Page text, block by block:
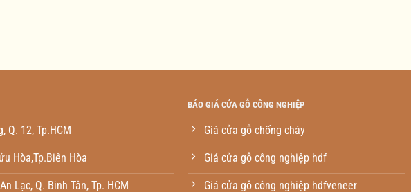
Q. 12, Tp.HCM
Hòa,Tp.Biên Hòa
Lạc, Q. Binh Tân, Tp. HCM
BÁO GIÁ CỬA GỖ CÔNG NGHIỆP
Giá cửa gỗ chống cháy
Giá cửa gỗ công nghiệp hdf
Giá cửa gỗ công nghiệp hdfveneer